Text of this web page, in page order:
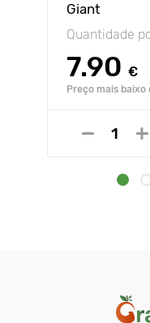
Giant
Quantidade
7.90 €
Preço mais baixo